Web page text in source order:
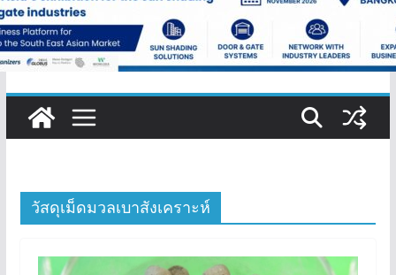
รับมือแผ่นดินไหว
วัสดุเม็ดมวลเบาสังเคราะห์